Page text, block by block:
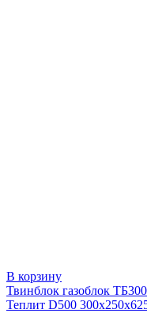
В корзину
Твинблок газоблок
Теплит D500